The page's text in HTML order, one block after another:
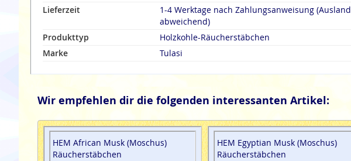
Lieferzeit
1-4 Werktage nach Zahlungsanweisung (Ausland
abweichend)
Produkttyp
Holzkohle-Räucherstäbchen
Marke
Tulasi
Wir empfehlen dir die folgenden interessanten Artikel:
HEM African Musk (Moschus)
Räucherstäbchen
HEM Egyptian Musk (Moschus)
Räucherstäbchen